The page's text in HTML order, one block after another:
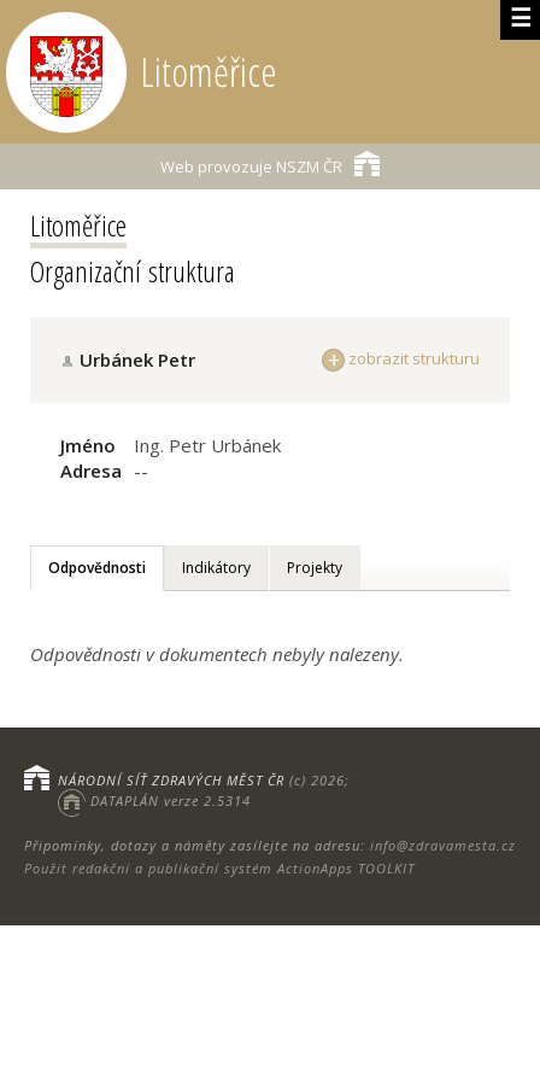
☰
Litoměřice
Web provozuje NSZM ČR
Litoměřice
Organizační struktura
zobrazit strukturu
Urbánek Petr
Jméno
Ing. Petr Urbánek
Adresa --
Odpovědnosti Indikátory Projekty
Odpovědnosti v dokumentech nebyly nalezeny.
Připomínky, dotazy a náměty zasílejte na adresu: info@zdravamesta.cz
Použit redakční a publikační systém ActionApps TOOLKIT
NÁRODNÍ SÍŤ ZDRAVÝCH MĚST ČR (c) 2026;
DATAPLÁN verze 2.5314